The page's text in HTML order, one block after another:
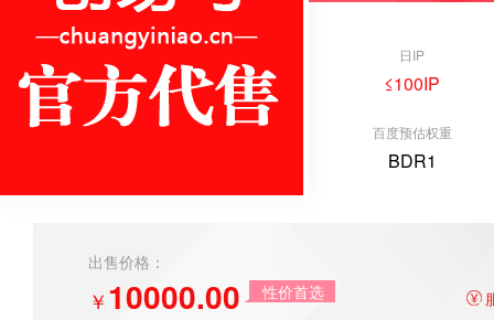
日IP
≤100IP
百度预估权重
BDR1
出售价格：
￥10000.00 性价首选